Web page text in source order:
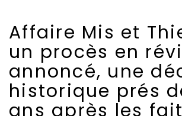
Affaire Mis et
un procès en
annoncé, une
historique prés
ans après les